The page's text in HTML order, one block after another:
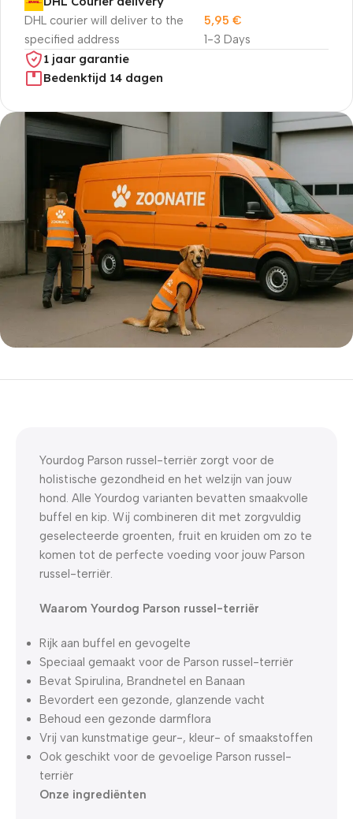
DHL courier will deliver to the
specified address
1-3 Days
5,95 €
1 jaar garantie
Bedenktijd 14 dagen
5% korting met code
Yourdog Parson russel-terriër zorgt voor de
holistische gezondheid en het welzijn van jouw
hond. Alle Yourdog varianten bevatten smaakvolle
buffel en kip. Wij combineren dit met zorgvuldig
geselecteerde groenten, fruit en kruiden om zo te
komen tot de perfecte voeding voor jouw Parson
russel-terriër.
Waarom Yourdog Parson russel-terriër
Rijk aan buffel en gevogelte
Speciaal gemaakt voor de Parson russel-terriër
Bevat Spirulina, Brandnetel en Banaan
Bevordert een gezonde, glanzende vacht
Behoud een gezonde darmflora
Vrij van kunstmatige geur-, kleur- of smaakstoffen
Ook geschikt voor de gevoelige Parson russel-
terriër
Onze ingrediënten